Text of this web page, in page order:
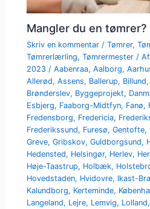
Mangler du en tømrer?
Skriv en kommentar /Tømrer,
Tømrerlærling,Tømrermester /
2023 /Aabenraa,Aalborg,
Allerød,Assens, Ballerup, Billund,
Brønderslev, Byggeprojekt,
Esbjerg, Faaborg-Midtfyn, Fanø,
Fredensborg, Fredericia,
Frederikssund, Furesø,Gentofte,
Greve,Gribskov,Guldborgsund,
Hedensted, Helsingør, Herlev,
Høje-Taastrup, Holbæk,
Hovedstaden, Hvidovre, Ikast-
Kalundborg, Kerteminde,
Langeland, Lejre, Lemvig, Lolland,